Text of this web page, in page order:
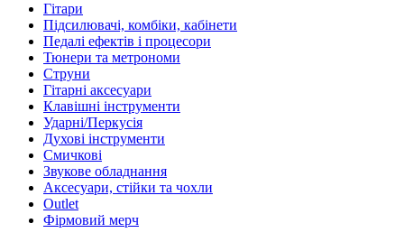
Гітари
Підсилювачі, комбіки, кабінети
Педалі ефектів і процесори
Тюнери та метрономи
Струни
Гітарні аксесуари
Клавішні інструменти
Ударні/Перкусія
Духові інструменти
Смичкові
Звукове обладнання
Аксесуари, стійки та чохли
Outlet
Фірмовий мерч